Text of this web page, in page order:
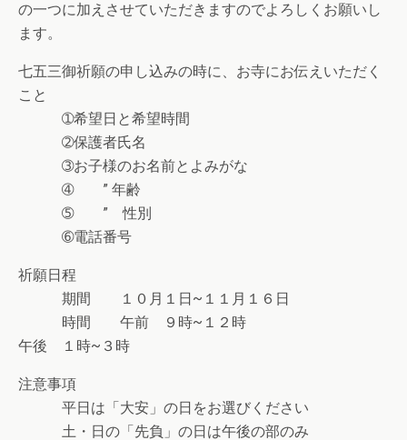
の一つに加えさせていただきますのでよろしくお願いし
ます。
七五三御祈願の申し込みの時に、お寺にお伝えいただく
こと
➀希望日と希望時間
➁保護者氏名
➂お子様のお名前とよみがな
➃ ” 年齢
➄ ” 性別
➅電話番号
祈願日程
期間 １０月１日~１１月１６日
時間 午前 ９時~１２時
午後 １時~３時
注意事項
平日は「大安」の日をお選びください
土・日の「先負」の日は午後の部のみ